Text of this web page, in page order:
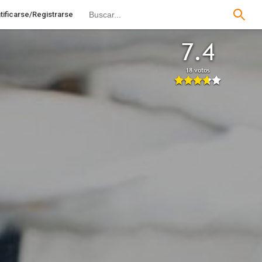
Registrarse
7.4
18 votos